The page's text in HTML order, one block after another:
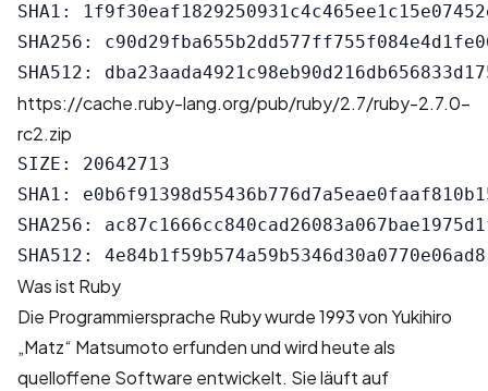
SHA1:
SHA256:
https://cache.ruby-lang.org/pub/ruby/2.7/ruby-2.7.0-
rc2.zip
SIZE: 20642713
SHA1:
SHA256:
Was ist Ruby
Die Programmiersprache Ruby wurde 1993 von Yukihiro
„Matz“ Matsumoto erfunden und wird heute als
quelloffene Software entwickelt. Sie läuft auf